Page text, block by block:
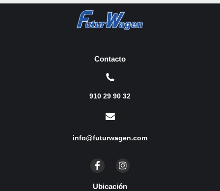
Contacto
910 29 90 32
info@futurwagen.com
Ubicación